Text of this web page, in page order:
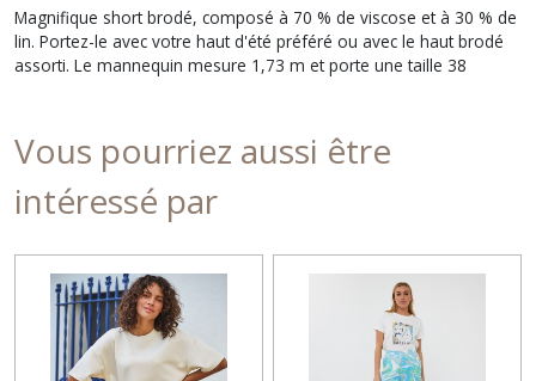
Magnifique short brodé, composé à 70 % de viscose et à 30 % de
lin. Portez-le avec votre haut d'été préféré ou avec le haut brodé
assorti. Le mannequin mesure 1,73 m et porte une taille 38
Vous pourriez aussi être
intéressé par